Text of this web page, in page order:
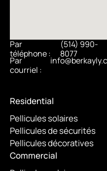
Par
téléphone :
(514) 990-
8077
Par
courriel :
Residential
Pellicules solaires
Pellicules de sécurités
Pellicules décoratives
Commercial